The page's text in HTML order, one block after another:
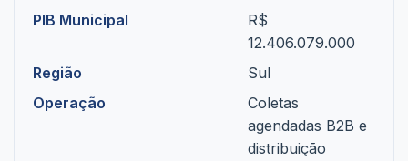
PIB Municipal
R$
12.406.079.000
Região
Sul
Operação
Coletas
agendadas B2B e
distribuição